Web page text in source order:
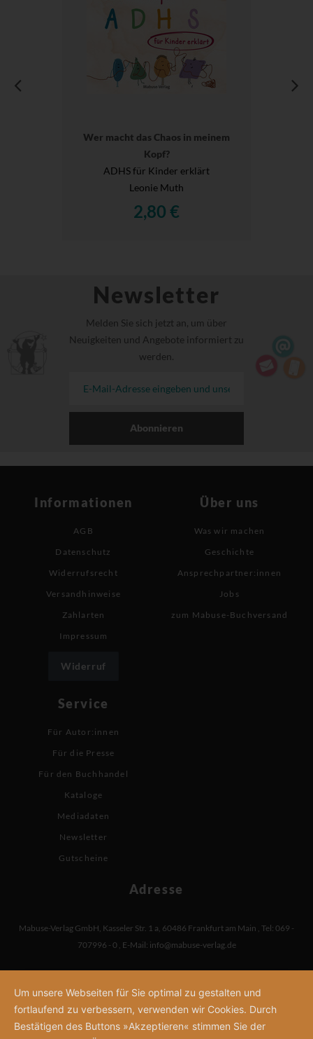
Wer macht das Chaos in meinem
Kopf?
ADHS für Kinder erklärt
Leonie Muth
2,80 €
Newsletter
Melden Sie sich jetzt an, um über
Neuigkeiten und Angebote informiert zu
werden.
Abonnieren
Informationen
AGB
Datenschutz
Widerrufsrecht
Versandhinweise
Zahlarten
Impressum
Widerruf
Über uns
Was wir machen
Geschichte
Ansprechpartner:innen
Jobs
zum Mabuse-Buchversand
Service
Für Autor:innen
Für die Presse
Für den Buchhandel
Kataloge
Mediadaten
Newsletter
Gutscheine
Adresse
Mabuse-Verlag GmbH, Kasseler Str. 1 a, 60486 Frankfurt am Main , Tel: 069 -
707996 - 0 , E-Mail: info@mabuse-verlag.de
Um unsere Webseiten für Sie optimal zu gestalten und
fortlaufend zu verbessern, verwenden wir Cookies. Durch
Bestätigen des Buttons »Akzeptieren« stimmen Sie der